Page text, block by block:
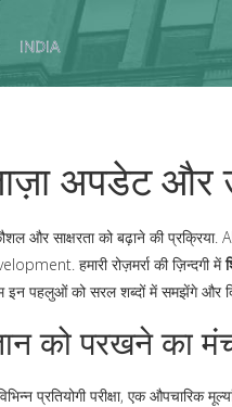
अपडेट और
और साक्षरता को बढ़ाने की प्रक्रिया.
हमारी रोज़मर्रा की ज़िन्दगी में
इन पहलुओं को सरल शब्दों में समझेंगे और
को परखने का
प्रतियोगीपरीक्षा, एक औपचारिक